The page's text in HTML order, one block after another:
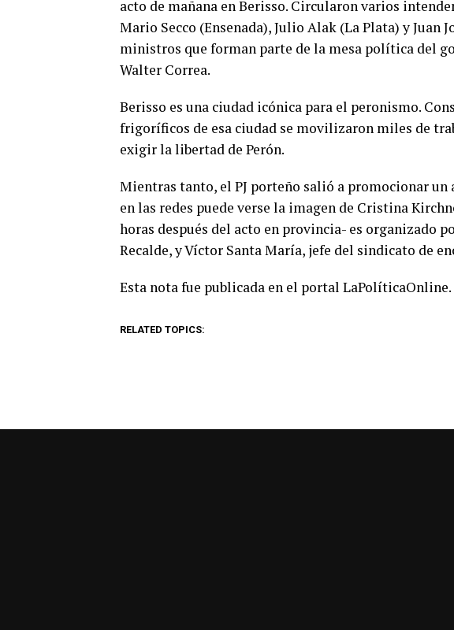
acto de mañana en Berisso. Circularon varios
Mario Secco (Ensenada), Julio Alak (La Plata) y Juan
ministros que forman parte de la mesa política del
Walter Correa.
Berisso es una ciudad icónica para el peronismo.
frigoríficos de esa ciudad se movilizaron miles de
exigir la libertad de Perón.
Mientras tanto, el PJ porteño salió a promocionar
en las redes puede verse la imagen de Cristina
horas después del acto en provincia- es organizado
Recalde, y Víctor Santa María, jefe del sindicato de
Esta nota fue publicada en el portal LaPolíticaOnline.
RELATED TOPICS: